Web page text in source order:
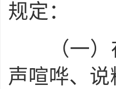
规定：
（一）在
声喧哗、说